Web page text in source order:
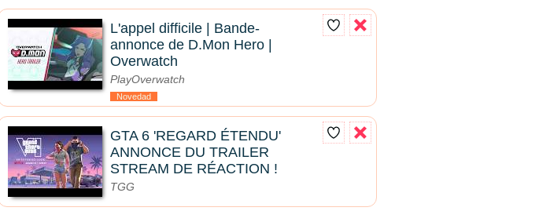
L'appel difficile | Bande-
annonce de D.Mon Hero |
Overwatch
PlayOverwatch
Novedad
GTA 6 'REGARD ÉTENDU'
ANNONCE DU TRAILER
STREAM DE RÉACTION !
TGG